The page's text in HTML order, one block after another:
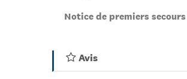
Notice de premiers secours
Avis